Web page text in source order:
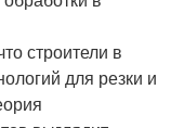
строители в
для резки и